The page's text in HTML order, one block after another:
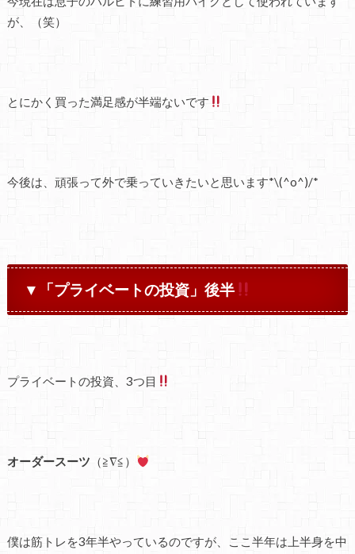
が、（笑）
とにかく買った満足感が半端ないです
今後は、頑張って外で乗っていきたいと思います*\(^o^)/*
▼「プライベートの投資」後半
プライベートの投資、3つ目
オーダースーツ （≧∇≦）
僕は筋トレを3年半やっているのですが、ここ半年は上半身を中